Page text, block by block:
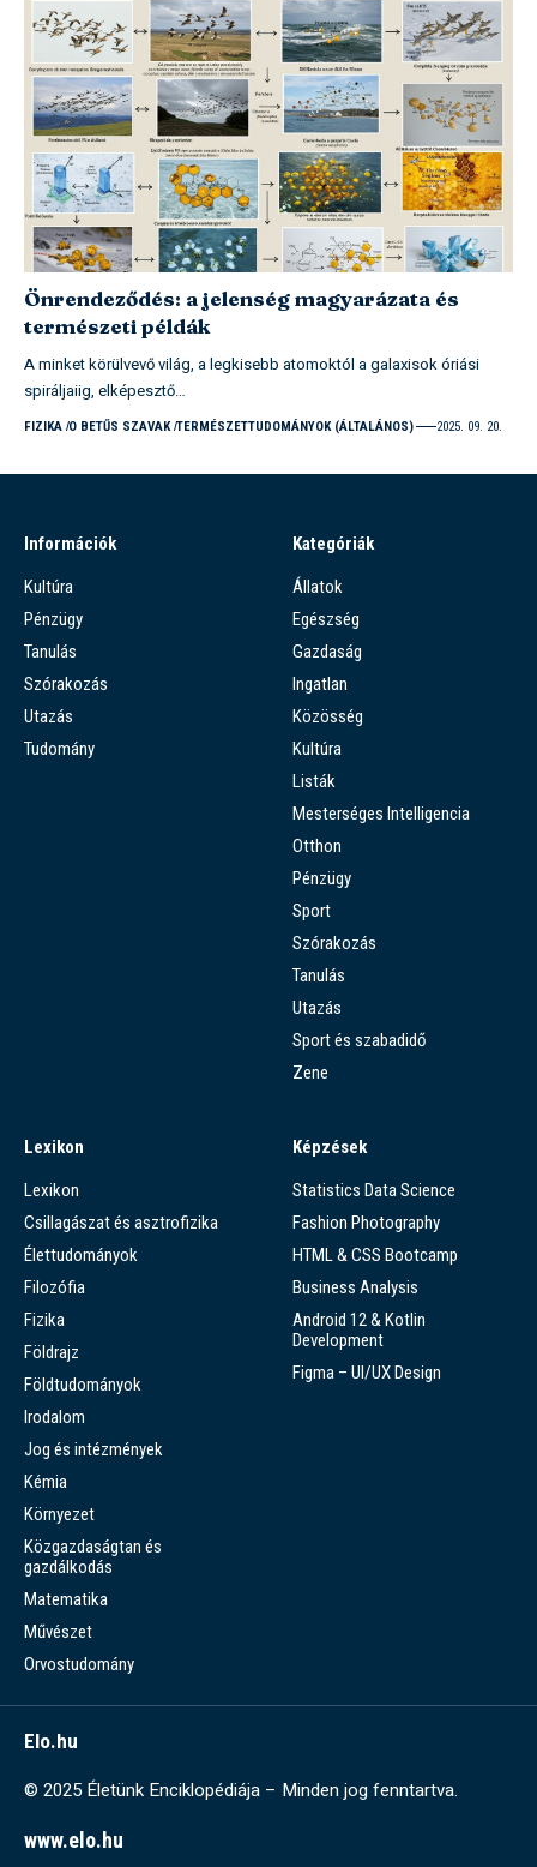
Önrendeződés: a jelenség magyarázata és
természeti példák
A minket körülvevő világ, a legkisebb atomoktól a galaxisok óriási
spiráljaiig, elképesztő…
FIZIKA O BETŰS SZAVAK TERMÉSZETTUDOMÁNYOK (ÁLTALÁNOS) 2025. 09. 20.
Információk
Kultúra
Pénzügy
Tanulás
Szórakozás
Utazás
Tudomány
Kategóriák
Állatok
Egészség
Gazdaság
Ingatlan
Közösség
Kultúra
Listák
Mesterséges Intelligencia
Otthon
Pénzügy
Sport
Szórakozás
Tanulás
Utazás
Sport és szabadidő
Zene
Lexikon
Lexikon
Csillagászat és asztrofizika
Élettudományok
Filozófia
Fizika
Földrajz
Földtudományok
Irodalom
Jog és intézmények
Kémia
Környezet
Közgazdaságtan és
gazdálkodás
Matematika
Művészet
Orvostudomány
Képzések
Statistics Data Science
Fashion Photography
HTML & CSS Bootcamp
Business Analysis
Android 12 & Kotlin
Development
Figma – UI/UX Design
Elo.hu
© 2025 Életünk Enciklopédiája – Minden jog fenntartva.
www.elo.hu